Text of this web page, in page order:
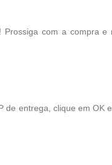
com a compra
entrega, clique em